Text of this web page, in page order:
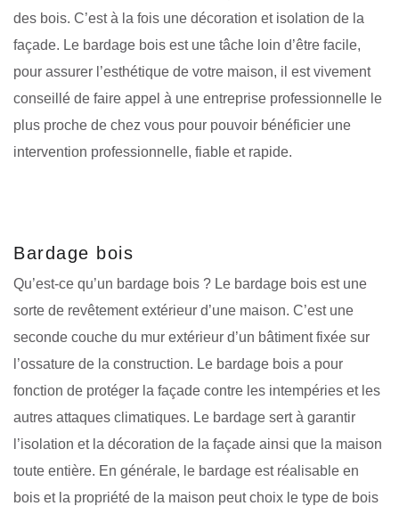
des bois. C’est à la fois une décoration et isolation de la
façade. Le bardage bois est une tâche loin d’être facile,
pour assurer l’esthétique de votre maison, il est vivement
conseillé de faire appel à une entreprise professionnelle le
plus proche de chez vous pour pouvoir bénéficier une
intervention professionnelle, fiable et rapide.
Bardage bois
Qu’est-ce qu’un bardage bois ? Le bardage bois est une
sorte de revêtement extérieur d’une maison. C’est une
seconde couche du mur extérieur d’un bâtiment fixée sur
l’ossature de la construction. Le bardage bois a pour
fonction de protéger la façade contre les intempéries et les
autres attaques climatiques. Le bardage sert à garantir
l’isolation et la décoration de la façade ainsi que la maison
toute entière. En générale, le bardage est réalisable en
bois et la propriété de la maison peut choix le type de bois